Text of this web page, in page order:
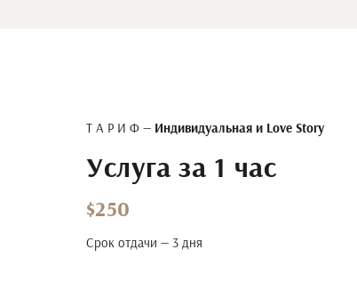
Т А Р И Ф — Индивидуальная и Love Story
Услуга за 1 час
$250
Срок отдачи — 3 дня